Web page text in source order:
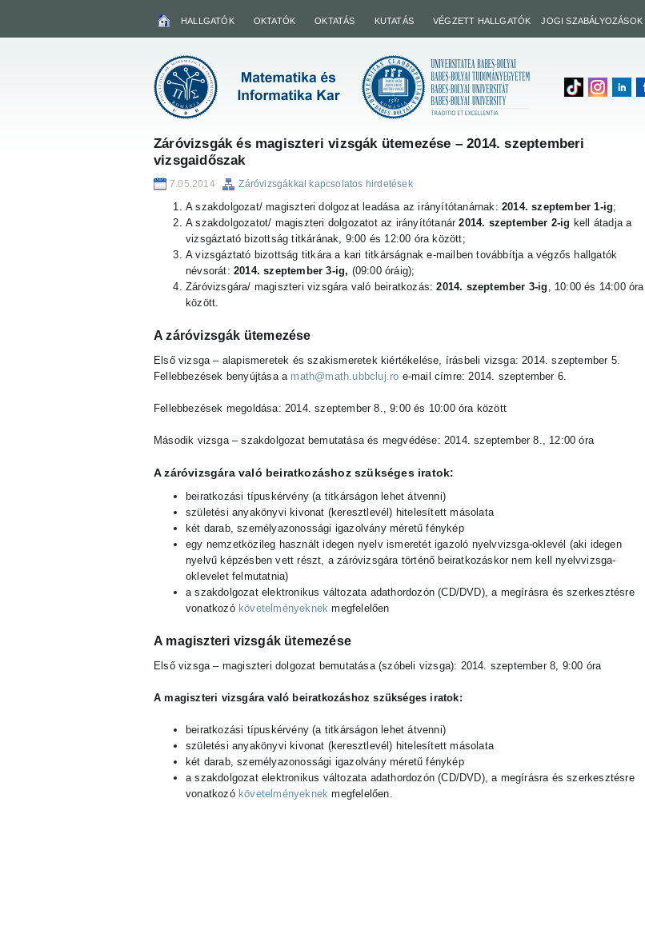
HALLGATÓK OKTATÓK OKTATÁS KUTATÁS VÉGZETT HALLGATÓK JOGI SZABÁLYOZÁSOK
Záróvizsgák és magiszteri vizsgák ütemezése – 2014. szeptemberi
vizsgaidőszak
7.05.2014 Záróvizsgákkal kapcsolatos hirdetések
A szakdolgozat/ magiszteri dolgozat leadása az irányítótanárnak: 2014. szeptember 1-ig;
A szakdolgozatot/ magiszteri dolgozatot az irányítótanár2014. szeptember 2-ig kell átadja a
vizsgáztató bizottság titkárának, 9:00 és 12:00 óra között;
A vizsgáztató bizottság titkára a kari titkárságnak e-mailben továbbítja a végzős hallgatók
névsorát:2014. szeptember 3-ig, (09:00 óráig);
Záróvizsgára/ magiszteri vizsgára való beiratkozás:2014. szeptember 3-ig , 10:00 és 14:00 óra
között.
A záróvizsgák ütemezése
Első vizsga – alapismeretek és szakismeretek kiértékelése, írásbeli vizsga: 2014. szeptember 5.
Fellebbezések benyújtása a math@math.ubbcluj.ro e-mail címre:2014. szeptember 6.
Fellebbezések megoldása: 2014.szeptember 8.,9:00 és 10:00 óra között
Második vizsga – szakdolgozat bemutatása és megvédése: 2014. szeptember 8., 12:00 óra
A záróvizsgára való beiratkozáshoz szükséges iratok:
beiratkozási típuskérvény (a titkárságon lehet átvenni)
születési anyakönyvi kivonat (keresztlevél) hitelesített másolata
két darab, személyazonossági igazolvány méretű fénykép
egy nemzetközileg használt idegen nyelv ismeretét igazoló nyelvvizsga-oklevél (aki idegen
nyelvű képzésben vett részt, a záróvizsgára történő beiratkozáskor nem kell nyelvvizsga-
oklevelet felmutatnia)
a szakdolgozat elektronikus változata adathordozón (CD/DVD), a megírásra és szerkesztésre
vonatkozó követelményeknek megfelelően
A magiszteri vizsgák ütemezése
Első vizsga – magiszteri dolgozat bemutatása (szóbeli vizsga): 2014. szeptember 8, 9:00 óra
A magiszteri vizsgára való beiratkozáshoz szükséges iratok:
beiratkozási típuskérvény (a titkárságon lehet átvenni)
születési anyakönyvi kivonat (keresztlevél) hitelesített másolata
két darab, személyazonossági igazolvány méretű fénykép
a szakdolgozat elektronikus változata adathordozón (CD/DVD), a megírásra és szerkesztésre
vonatkozókövetelményeknekmegfelelően.